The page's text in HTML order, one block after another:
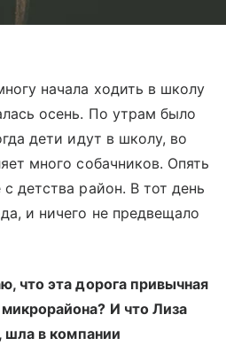
начала ходить в школу
осень. По утрам было
дети идут в школу, во
много собачников. Опять
детства район. В тот день
и ничего не предвещало
что эта дорога привычная
И что Лиза
шла в компании